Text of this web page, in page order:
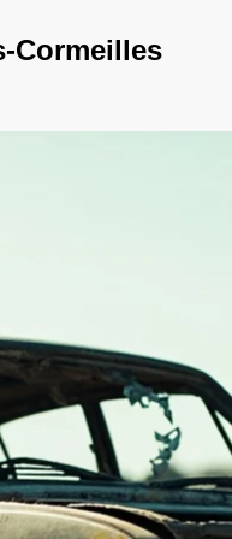
Cormeilles